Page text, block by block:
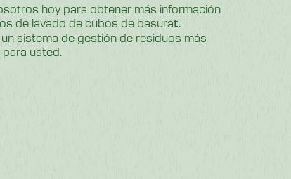
hoy para obtener más información
de lavado de cubos de basurat.
sistema de gestión de residuos más
usted.